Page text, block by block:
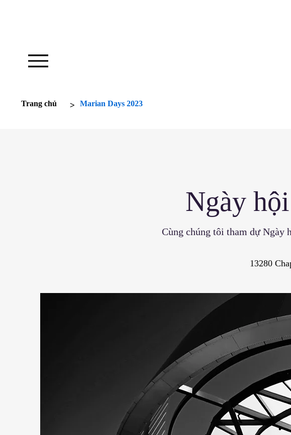
Trang chủ > Marian Days 2023
Ngày
Cùng chúng tôi tham dự Ngày
13280